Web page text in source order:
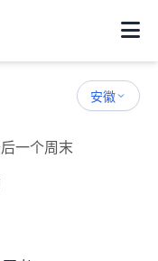
安徽
一个周末